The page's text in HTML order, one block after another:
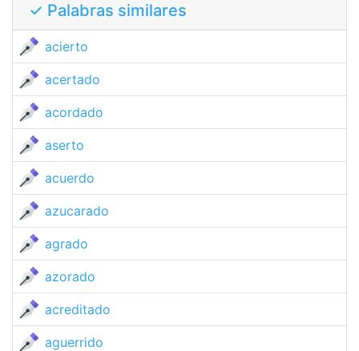
✓ Palabras similares
acierto
acertado
acordado
aserto
acuerdo
azucarado
agrado
azorado
acreditado
aguerrido